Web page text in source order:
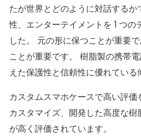
たが世界とどのように対話する
性、エンターテイメントを 1 つ
した。 元の形に保つことが重要
ことが重要です。 樹脂製の携帯
えた保護性と信頼性に優れている
カスタムスマホケースで高い評価
カスタマイズ、開発した高度な
が高く評価されています。